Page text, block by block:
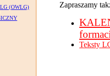
(OWLG)
Zapraszamy
Teksty